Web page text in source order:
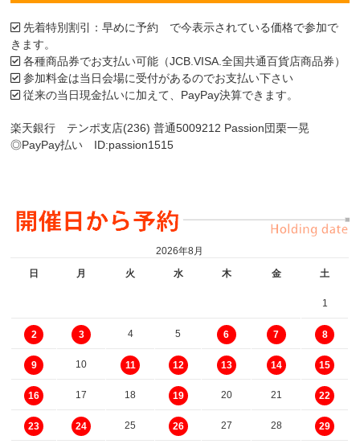
先着特別割引：早めに予約 で今表示されている価格で参加で
きます。
各種商品券でお支払い可能（JCB.VISA.全国共通百貨店商品券）
参加料金は当日会場に受付があるのでお支払い下さい
従来の当日現金払いに加えて、PayPay決算できます。
楽天銀行 テンポ支店(236) 普通5009212 Passion団栗一晃
◎PayPay払い ID:passion1515
2026年8月
日
月 火 水 木 金 土
1
2 3 4 5 6 7 8
9 10 11 12 13 14 15
16 17 18 19 20 21 22
23 24 25 26 27 28 29